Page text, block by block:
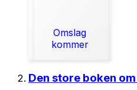
Omslag
kommer
Den store boken